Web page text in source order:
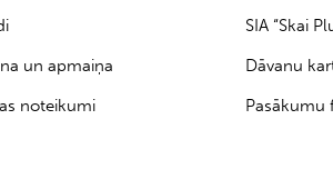
un apmaiņa
noteikumi
SIA “Skai
Dāvanu
Pasākumu